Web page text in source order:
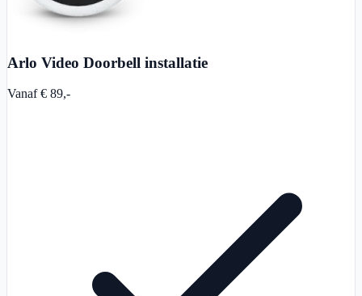
Arlo Video Doorbell installatie
Vanaf € 89,-